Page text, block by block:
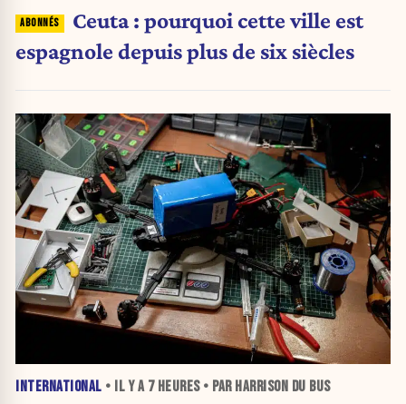
Ceuta : pourquoi cette ville est
espagnole depuis plus de six siècles
INTERNATIONAL • IL Y A 7 HEURES• PAR HARRISON DU BUS